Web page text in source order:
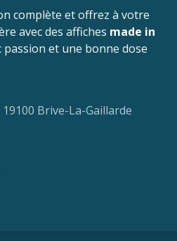
complète et offrez à votre
avec des affiches made in
passion et une bonne dose
Brive-La-Gaillarde